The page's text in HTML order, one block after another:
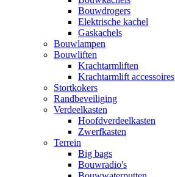
Bouwdrogers
Elektrische kachel
Gaskachels
Bouwlampen
Bouwliften
Krachtarmliften
Krachtarmlift accessoires
Stortkokers
Randbeveiliging
Verdeelkasten
Hoofdverdeelkasten
Zwerfkasten
Terrein
Big bags
Bouwradio's